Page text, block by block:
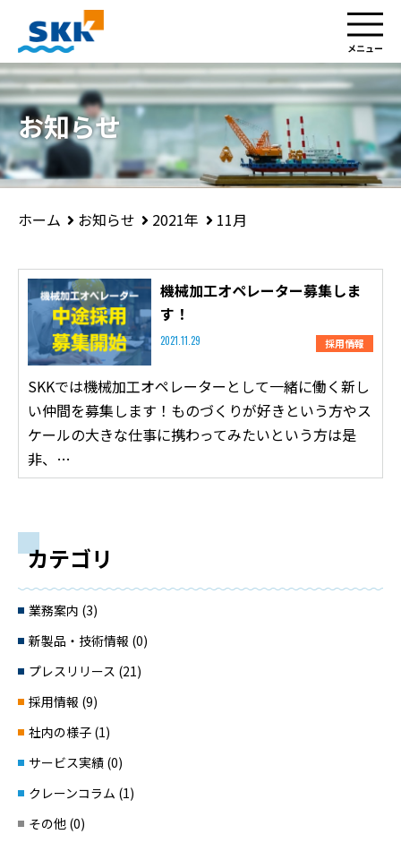
お知らせ
ホーム お知らせ 2021年 11月
機械加工オペレーター募集しま
す！
2021.11.29 採用情報
SKKでは機械加工オペレーターとして一緒に働く新し
い仲間を募集します！ものづくりが好きという方やス
ケールの大きな仕事に携わってみたいという方は是
非、…
カテゴリ
業務案内 (3)
新製品・技術情報 (0)
プレスリリース (21)
採用情報 (9)
社内の様子 (1)
サービス実績 (0)
クレーンコラム (1)
その他 (0)